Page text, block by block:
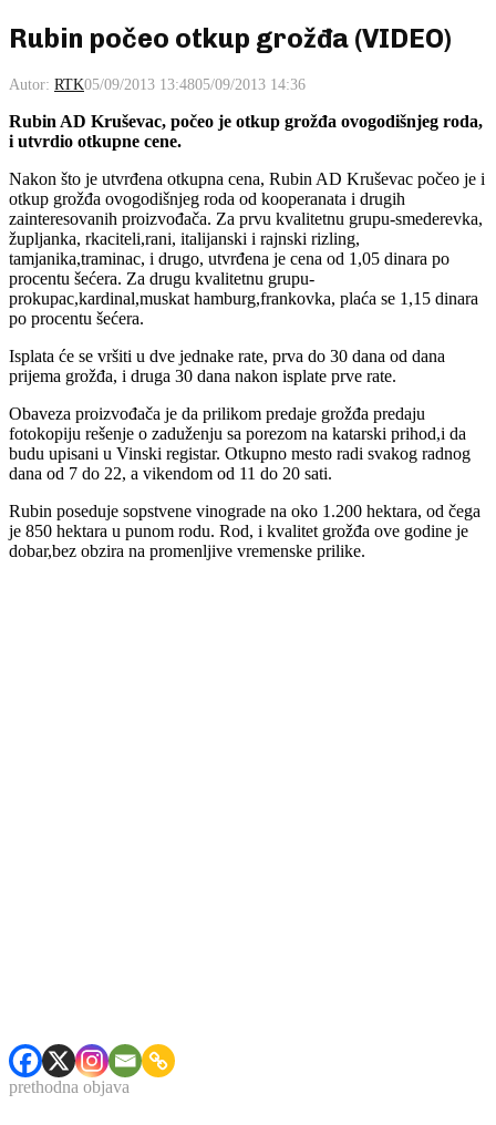
Rubin počeo otkup grožđa (VIDEO)
Autor: RTK05/09/2013 13:4805/09/2013 14:36
Rubin AD Kruševac, počeo je otkup grožđa ovogodišnjeg roda,
i utvrdio otkupne cene.
Nakon što je utvrđena otkupna cena, Rubin AD Kruševac počeo je i
otkup grožđa ovogodišnjeg roda od kooperanata i drugih
zainteresovanih proizvođača. Za prvu kvalitetnu grupu-smederevka,
župljanka, rkaciteli,rani, italijanski i rajnski rizling,
tamjanika,traminac, i drugo, utvrđena je cena od 1,05 dinara po
procentu šećera. Za drugu kvalitetnu grupu-
prokupac,kardinal,muskat hamburg,frankovka, plaća se 1,15 dinara
po procentu šećera.
Isplata će se vršiti u dve jednake rate, prva do 30 dana od dana
prijema grožđa, i druga 30 dana nakon isplate prve rate.
Obaveza proizvođača je da prilikom predaje grožđa predaju
fotokopiju rešenje o zaduženju sa porezom na katarski prihod,i da
budu upisani u Vinski registar. Otkupno mesto radi svakog radnog
dana od 7 do 22, a vikendom od 11 do 20 sati.
Rubin poseduje sopstvene vinograde na oko 1.200 hektara, od čega
je 850 hektara u punom rodu. Rod, i kvalitet grožđa ove godine je
dobar,bez obzira na promenljive vremenske prilike.
prethodna objava